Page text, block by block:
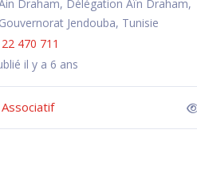
Draham, Délégation Aïn Draham,
Gouvernorat Jendouba, Tunisie
22 470 711
il y a 6 ans
Associatif